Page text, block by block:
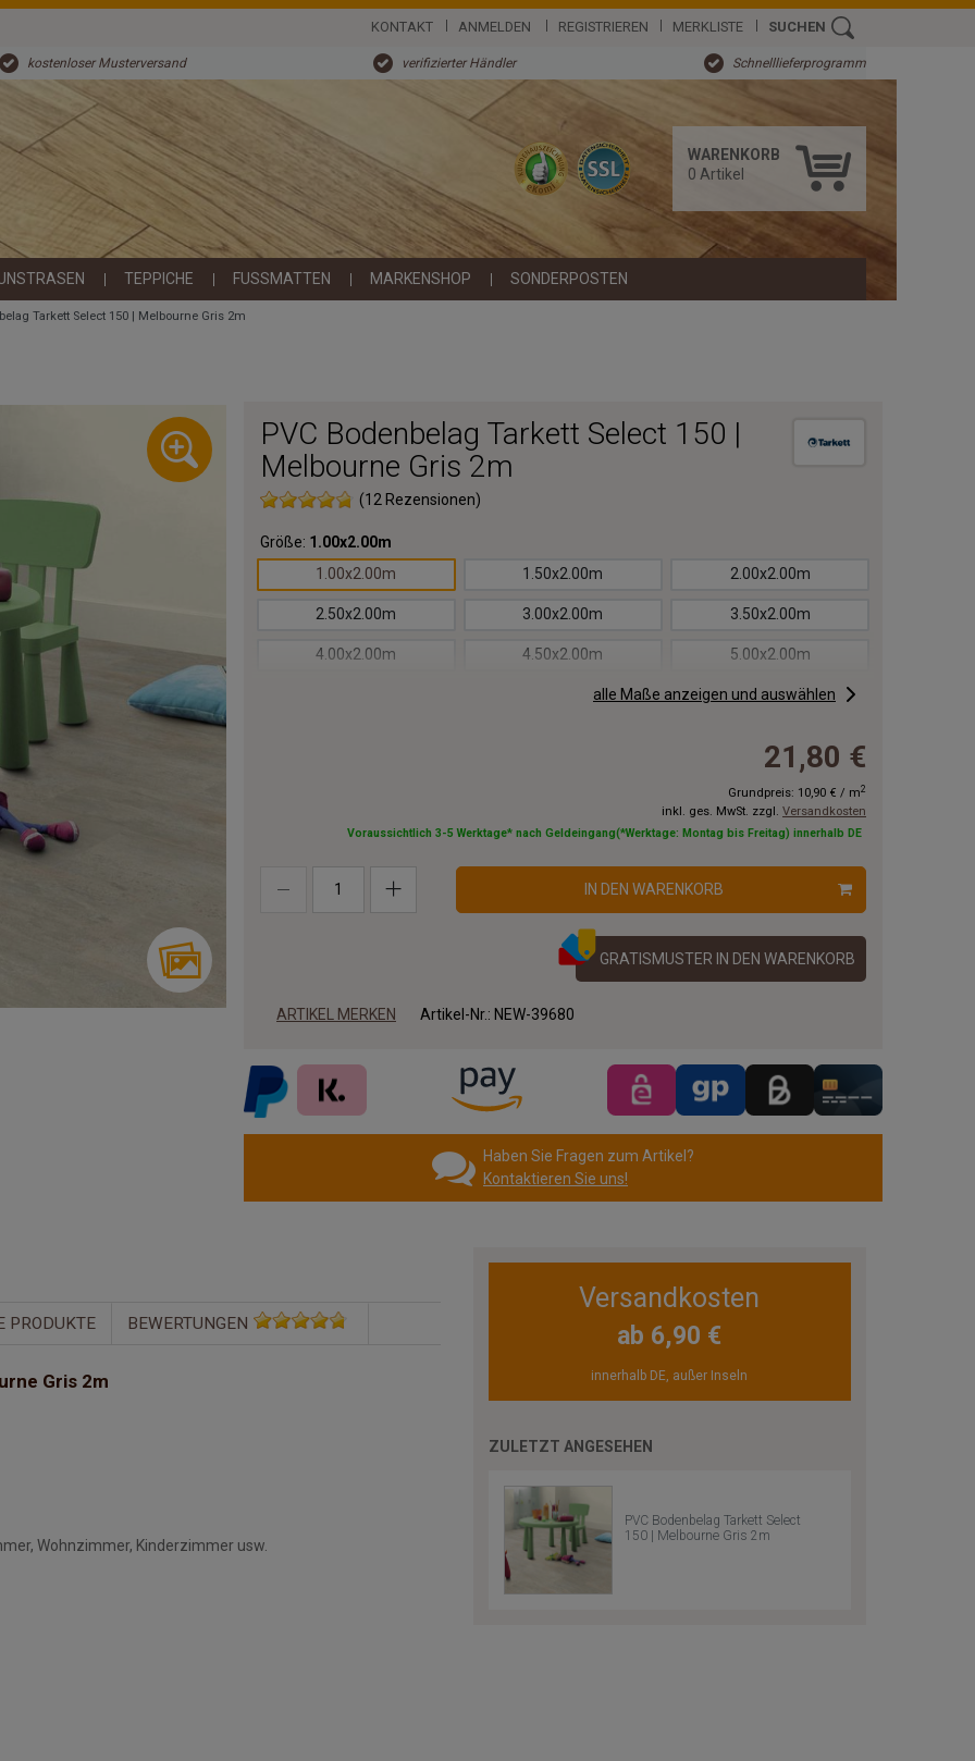
KONTAKT ANMELDEN REGISTRIEREN MERKLISTE SUCHEN
kostenloser Musterversand verifizierter Händler Schnelllieferprogramm
WARENKORB
0 Artikel
TEPPICHE FUSSMATTEN MARKENSHOP SONDERPOSTEN
Tarkett Select 150 | Melbourne Gris 2m
PVC Bodenbelag Tarkett Select 150 |
Melbourne Gris 2m
(12 Rezensionen)
Größe: 1.00x2.00m
1.00x2.00m
1.50x2.00m 2.00x2.00m
2.50x2.00m 3.00x2.00m 3.50x2.00m
4.00x2.00m 4.50x2.00m 5.00x2.00m
6.00x2.00m 6.50x2.00m
9.50x2.00m
12.00x2.00m
16.00x2.00m 17.00x2.00m
20.00x2.00m
alle Maße anzeigen und auswählen
21,80 €
Grundpreis: 10,90 € / m2
inkl. ges. MwSt. zzgl. Versandkosten
Voraussichtlich 3-5 Werktage* nach Geldeingang(*Werktage: Montag bis Freitag) innerhalb DE
IN DEN WARENKORB
GRATISMUSTER IN DEN WARENKORB
ARTIKEL MERKEN Artikel-Nr.: NEW-39680
Haben Sie Fragen zum Artikel?
Kontaktieren Sie uns!
PRODUKTE BEWERTUNGEN
Gris 2m
Wohnzimmer, Kinderzimmer usw.
Versandkosten
ab 6,90 €
innerhalb DE, außer Inseln
ZULETZT ANGESEHEN
PVC Bodenbelag Tarkett Select
150 | Melbourne Gris 2m